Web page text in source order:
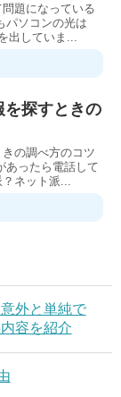
題になっている
パソコンの光は
出していま...
を探すときの
の調べ方のコツ
あったら電話して
ネット派...
外と単純で
容を紹介